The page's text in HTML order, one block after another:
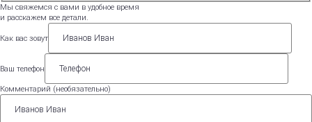
Мы свяжемся с вами в удобное время
и расскажем все детали.
Как вас зовут
Ваш телефон
Комментарий (необязательно)